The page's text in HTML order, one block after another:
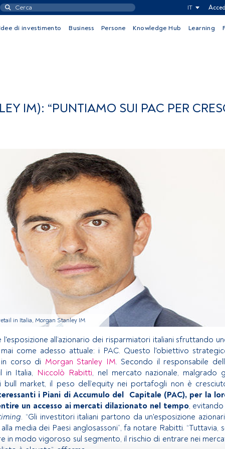
IT
di investimento Business Persone Knowledge Hub Learning
IM): “PUNTIAMO SUI PAC PER
in Italia, Morgan Stanley IM
l'esposizione all’azionario dei risparmiatori italiani sfruttando
come adesso attuale: i PAC. Questo l'obiettivo
corso di Morgan Stanley IM. Secondo il responsabile
in Italia, Niccolò Rabitti, nel mercato nazionale, malgrado
bull market, il peso dell’equity nei portafogli non è
i Piani di Accumulo del Capitale (PAC), per la
un accesso ai mercati dilazionato nel tempo, evitando
. “Gli investitori italiani partono da un'esposizione
media dei Paesi anglosassoni”, fa notare Rabitti. “Tuttavia,
in modo vigoroso sul segmento, il rischio di entrare nei